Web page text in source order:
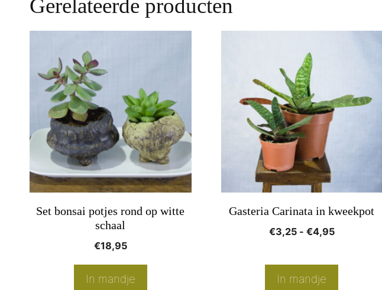
Gerelateerde producten
Set bonsai potjes rond op witte
schaal
€18,95
In mandje
Gasteria Carinata in kweekpot
€3,25 - €4,95Prijsklasse:
In mandje
meerdere
variaties.
Deze
gekozen
op